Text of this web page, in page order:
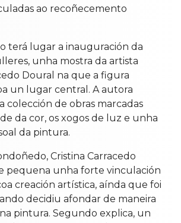
ao recoñecemento
terá lugar a inauguración da
unha mostra da artista
Doural na que a figura
un lugar central. A autora
colección de obras marcadas
da cor, os xogos de luz e unha
da pintura.
Cristina Carracedo
pequena unha forte vinculación
creación artística, aínda que foi
decidiu afondar de maneira
pintura. Segundo explica, un